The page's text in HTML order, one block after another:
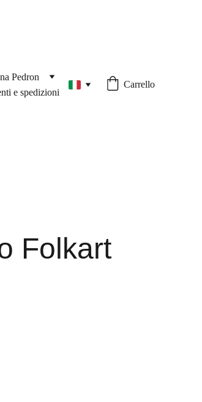
Pedron
e spedizioni
Carrello
Folkart